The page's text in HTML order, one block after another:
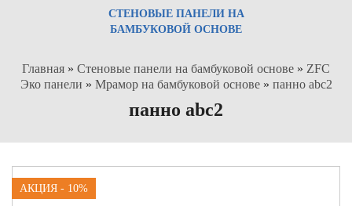
СТЕНОВЫЕ ПАНЕЛИ НА
БАМБУКОВОЙ ОСНОВЕ
Главная » Стеновые панели на бамбуковой основе » ZFC
Эко панели » Мрамор на бамбуковой основе » панно abc2
панно abc2
АКЦИЯ - 10%